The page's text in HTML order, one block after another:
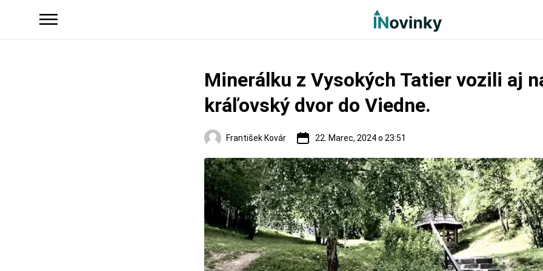
Minerálku z Vysokých Tatier vozili aj
kráľovský dvor do Viedne.
František Kovár 22. Marec, 2024 o 23:51
Regióny